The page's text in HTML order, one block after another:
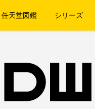
任天堂図鑑 シリーズ